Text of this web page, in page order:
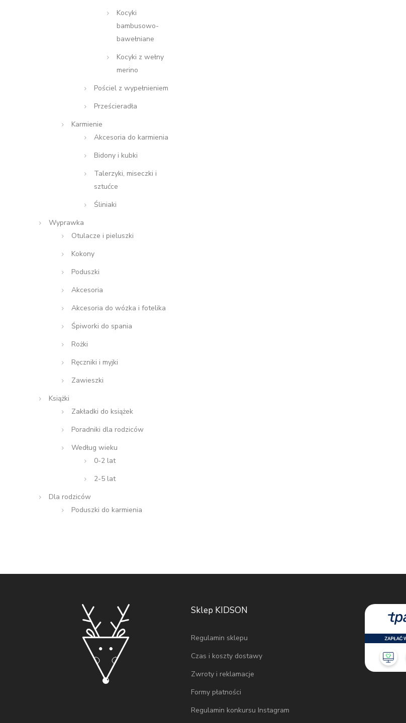
Kocyki
bambusowo-
bawełniane
Kocyki z wełny
merino
Pościel z wypełnieniem
Prześcieradła
Karmienie
Akcesoria do karmienia
Bidony i kubki
Talerzyki, miseczki i
sztućce
Śliniaki
Wyprawka
Otulacze i pieluszki
Kokony
Poduszki
Akcesoria
Akcesoria do wózka i fotelika
Śpiworki do spania
Rożki
Ręczniki i myjki
Zawieszki
Książki
Zakładki do książek
Poradniki dla rodziców
Według wieku
0-2 lat
2-5 lat
Dla rodziców
Poduszki do karmienia
Sklep KIDSON
Regulamin sklepu
Czas i koszty dostawy
Zwroty i reklamacje
Formy płatności
Regulamin konkursu Instagram